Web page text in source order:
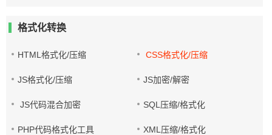
格式化转换
HTML格式化/压缩 CSS格式化/压缩
JS格式化/压缩 JS加密/解密
JS代码混合加密 SQL压缩/格式化
PHP代码格式化工具 XML压缩/格式化